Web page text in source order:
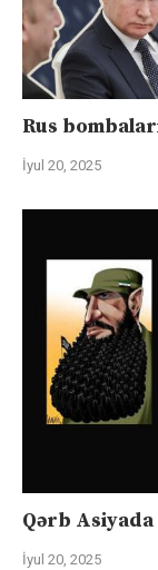
Rus
İyul 20, 2025
Qərb Asiyada
İyul 20, 2025